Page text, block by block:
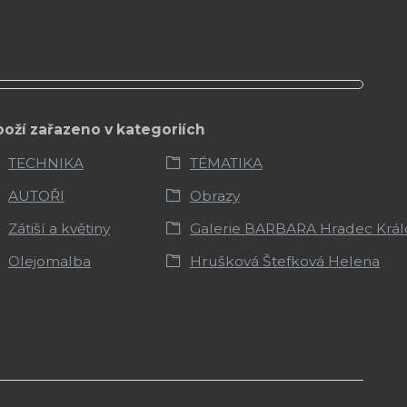
zařazeno v kategoriích
TECHNIKA
TÉMATIKA
AUTOŘI
Obrazy
Zátiší a květiny
Galerie BARBARA Hradec
Olejomalba
Hrušková Štefková Helena